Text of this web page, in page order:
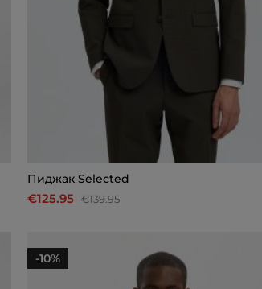
Пиджак Selected
€125.95 €139.95
-10%